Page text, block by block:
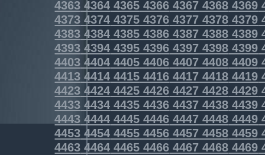
4363 4364 4365 4366 4367 4368 4369
4373 4374 4375 4376 4377 4378 4379
4383 4384 4385 4386 4387 4388 4389
4393 4394 4395 4396 4397 4398 4399
4403 4404 4405 4406 4407 4408 4409
4413 4414 4415 4416 4417 4418 4419
4423 4424 4425 4426 4427 4428 4429
4433 4434 4435 4436 4437 4438 4439
4443 4444 4445 4446 4447 4448 4449
4453 4454 4455 4456 4457 4458 4459
4463 4464 4465 4466 4467 4468 4469